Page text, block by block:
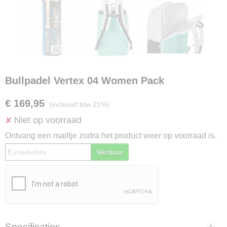
Bullpadel Vertex 04 Women Pack
€ 169,95 (inclusief btw 21%)
✘ Niet op voorraad
Ontvang een mailtje zodra het product weer op voorraad is.
Verstuur